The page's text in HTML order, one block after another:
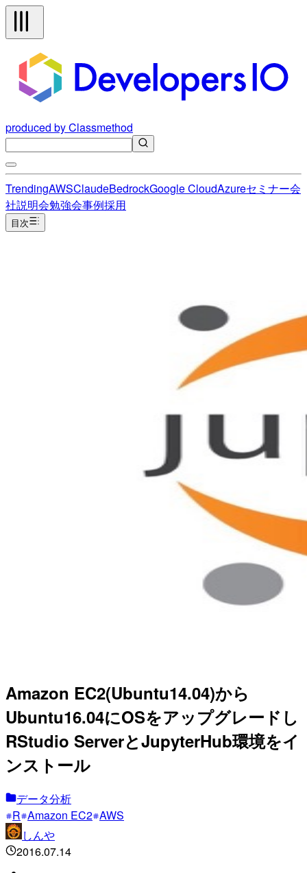
produced by Classmethod
TrendingAWSClaudeBedrockGoogle CloudAzureセミナー会
社説明会勉強会事例採用
目次
Amazon EC2(Ubuntu14.04)から
Ubuntu16.04にOSをアップグレードし
RStudio ServerとJupyterHub環境をイ
ンストール
データ分析
R Amazon EC2 AWS
しんや
2016.07.14